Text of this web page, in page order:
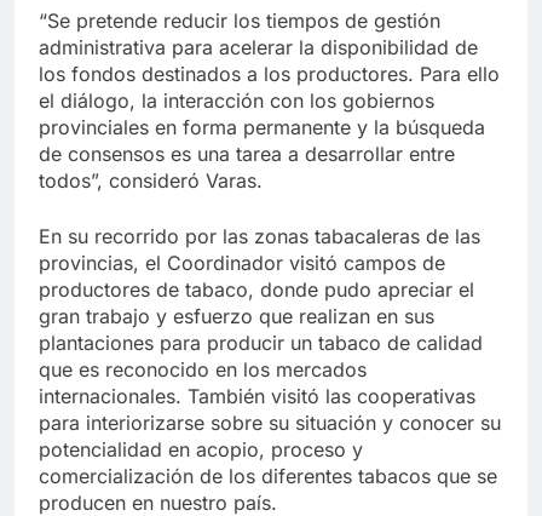
“Se pretende reducir los tiempos de gestión
administrativa para acelerar la disponibilidad de
los fondos destinados a los productores. Para ello
el diálogo, la interacción con los gobiernos
provinciales en forma permanente y la búsqueda
de consensos es una tarea a desarrollar entre
todos”, consideró Varas.
En su recorrido por las zonas tabacaleras de las
provincias, el Coordinador visitó campos de
productores de tabaco, donde pudo apreciar el
gran trabajo y esfuerzo que realizan en sus
plantaciones para producir un tabaco de calidad
que es reconocido en los mercados
internacionales. También visitó las cooperativas
para interiorizarse sobre su situación y conocer su
potencialidad en acopio, proceso y
comercialización de los diferentes tabacos que se
producen en nuestro país.